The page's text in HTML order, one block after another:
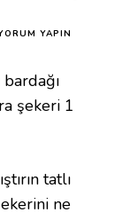
YAPIN
şekeri 1
tatlı
ne